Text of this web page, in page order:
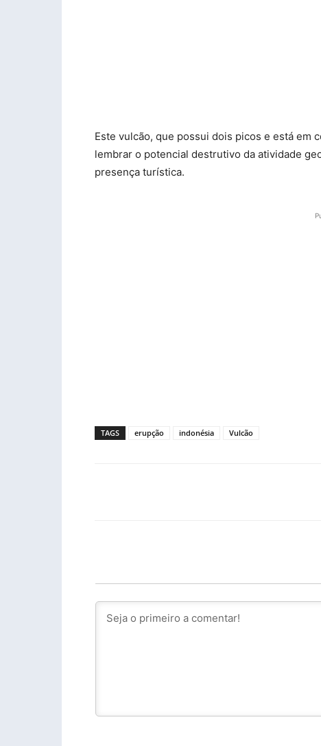
Este vulcão, que possui dois picos e está em
lembrar o potencial destrutivo da atividade
presença turística.
TAGS erupção indonésia Vulcão